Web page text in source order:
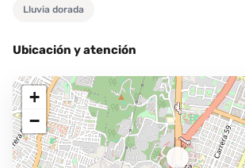
Lluvia dorada
Ubicación y atención
+
−